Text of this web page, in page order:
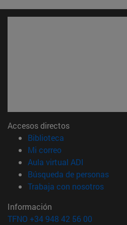
Accesos directos
Biblioteca
Mi correo(abre en nueva
Aula virtual ADI
Búsqueda de personas
Trabaja con nosotros(abre
Información
TFNO +34 948 42 56 00